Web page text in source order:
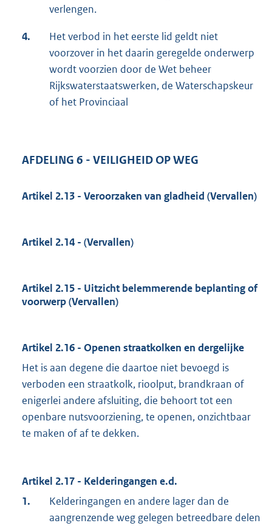
verlengen.
4.
Het verbod in het eerste lid geldt niet
voorzover in het daarin geregelde onderwerp
wordt voorzien door de Wet beheer
Rijkswaterstaatswerken, de Waterschapskeur
of het Provinciaal
AFDELING 6 - VEILIGHEID OP WEG
Artikel 2.13 - Veroorzaken van gladheid (Vervallen)
Artikel 2.14 - (Vervallen)
Artikel 2.15 - Uitzicht belemmerende beplanting of
voorwerp (Vervallen)
Artikel 2.16 - Openen straatkolken en dergelijke
Het is aan degene die daartoe niet bevoegd is
verboden een straatkolk, rioolput, brandkraan of
enigerlei andere afsluiting, die behoort tot een
openbare nutsvoorziening, te openen, onzichtbaar
te maken of af te dekken.
Artikel 2.17 - Kelderingangen e.d.
1.
Kelderingangen en andere lager dan de
aangrenzende weg gelegen betreedbare delen